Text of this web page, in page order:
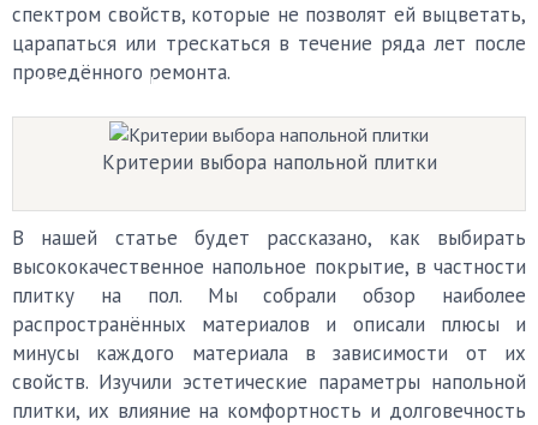
Черновой пол
Уборка
Каталог мастеров
спектром свойств, которые не позволят ей выцветать,
царапаться или трескаться в течение ряда лет после
проведённого ремонта.
Критерии выбора напольной плитки
В нашей статье будет рассказано, как выбирать
высококачественное напольное покрытие, в частности
плитку на пол. Мы собрали обзор наиболее
распространённых материалов и описали плюсы и
минусы каждого материала в зависимости от их
свойств. Изучили эстетические параметры напольной
плитки, их влияние на комфортность и долговечность